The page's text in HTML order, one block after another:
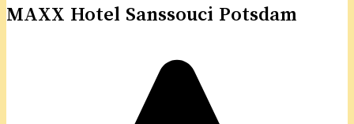
MAXX Hotel Sanssouci Potsdam